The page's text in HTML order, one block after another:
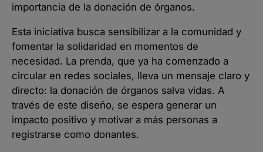
importancia de la donación de órganos.
Esta iniciativa busca sensibilizar a la comunidad y
fomentar la solidaridad en momentos de
necesidad. La prenda, que ya ha comenzado a
circular en redes sociales, lleva un mensaje claro y
directo: la donación de órganos salva vidas. A
través de este diseño, se espera generar un
impacto positivo y motivar a más personas a
registrarse como donantes.